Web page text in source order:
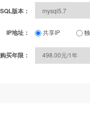
版本：
IP地址： 共享IP
购买年限：